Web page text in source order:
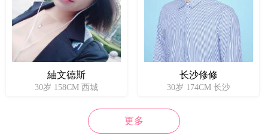
紬文德斯
30岁 158CM 西城
长沙修修
30岁 174CM 长沙
更多